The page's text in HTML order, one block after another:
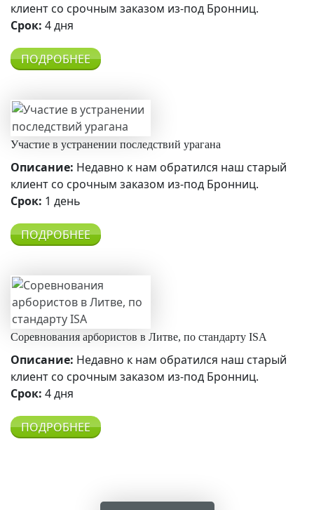
клиент со срочным заказом из-под Бронниц.
Срок: 4 дня
ПОДРОБНЕЕ
Участие в устранении последствий урагана
Описание: Недавно к нам обратился наш старый
клиент со срочным заказом из-под Бронниц.
Срок: 1 день
ПОДРОБНЕЕ
Соревнования арбористов в Литве, по стандарту ISA
Описание: Недавно к нам обратился наш старый
клиент со срочным заказом из-под Бронниц.
Срок: 4 дня
ПОДРОБНЕЕ